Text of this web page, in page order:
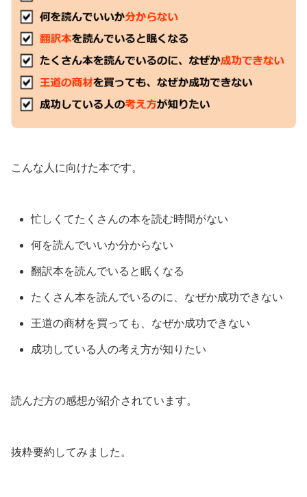
こんな人に向けた本です。
忙しくてたくさんの本を読む時間がない
何を読んでいいか分からない
翻訳本を読んでいると眠くなる
たくさん本を読んでいるのに、なぜか成功できない
王道の商材を買っても、なぜか成功できない
成功している人の考え方が知りたい
読んだ方の感想が紹介されています。
抜粋要約してみました。